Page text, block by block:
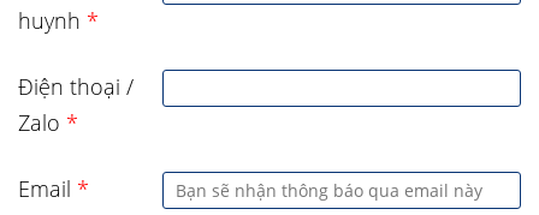
huynh *
Điện thoại /
Zalo *
Email *